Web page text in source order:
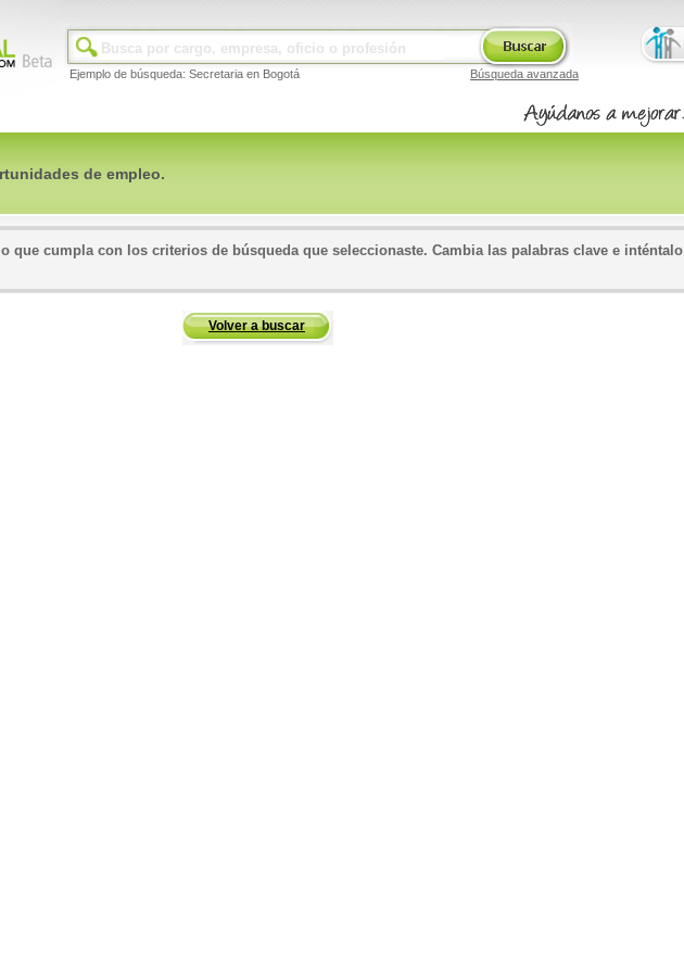
Ejemplo de búsqueda: Secretaria en Bogotá Búsqueda avanzada
de empleo.
que cumpla con los criterios de búsqueda que seleccionaste. Cambia las palabras clave e inténtalo
Volver a buscar